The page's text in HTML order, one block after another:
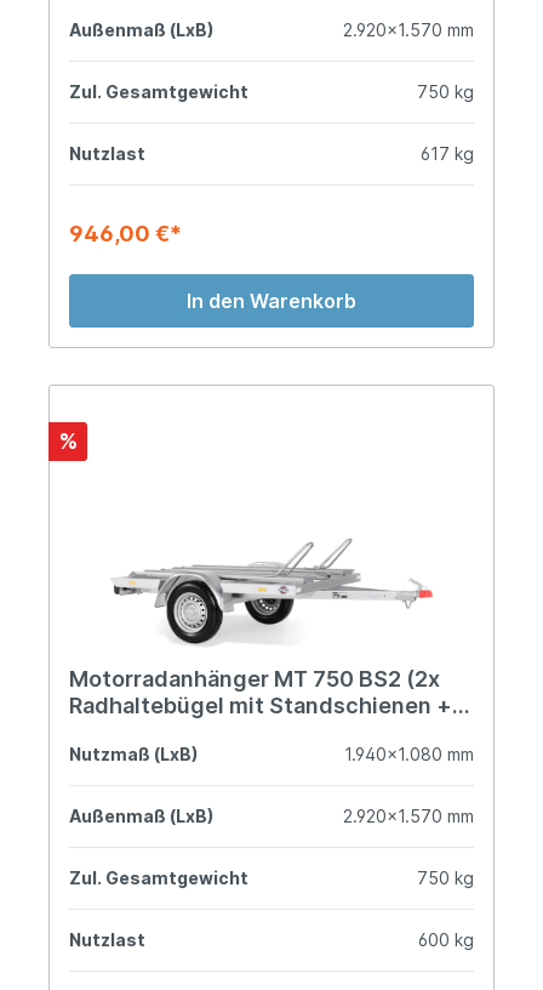
Außenmaß (LxB) 2.920x1.570 mm
Zul. Gesamtgewicht 750 kg
Nutzlast 617 kg
946,00 €*
In den Warenkorb
%
Motorradanhänger MT 750 BS2 (2x
Radhaltebügel mit Standschienen +
Nutzmaß (LxB) 1.940x1.080 mm
Außenmaß (LxB) 2.920x1.570 mm
Zul. Gesamtgewicht 750 kg
Nutzlast 600 kg